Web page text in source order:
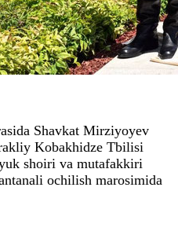
Shavkat Mirziyoyev
Kobakhidze Tbilisi
shoiri va mutafakkiri
ochilish marosimida